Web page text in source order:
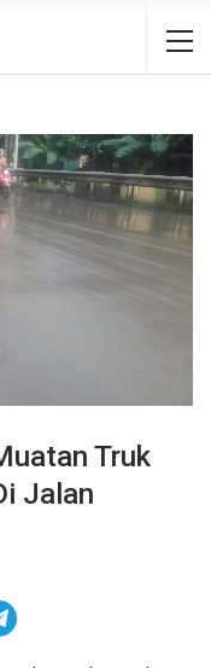
Truk
Jalan